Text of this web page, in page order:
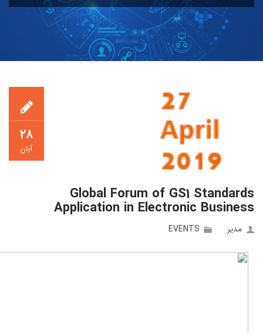
۲۸
آبان
Global Forum of GS1 Standards
Application in Electronic Business
مدیر EVENTS